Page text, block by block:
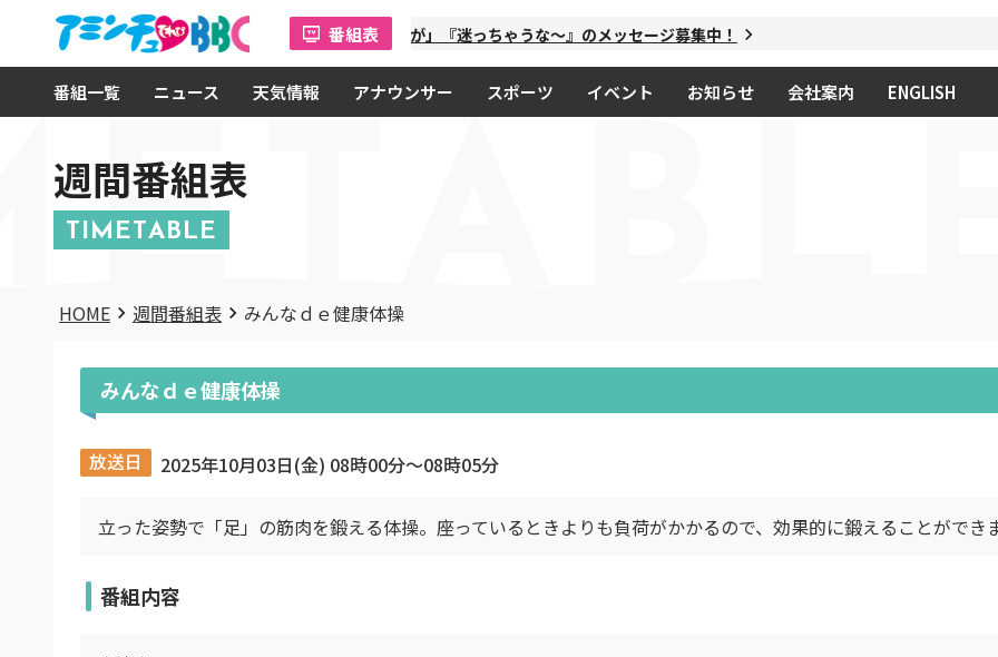
番組表
番組一覧 ニュース 天気情報 アナウンサー スポーツ イベント お知らせ 会社案内 ENGLISH
「金曜オモロしが」『迷っちゃうな～』のメッセージ募集中！
週間番組表
TIMETABLE
HOME 週間番組表 みんなｄｅ健康体操
みんなｄｅ健康体操
放送日 2025年10月03日(金) 08時00分〜08時05分
立った姿勢で「足」の筋肉を鍛える体操。座っているときよりも負荷がかかるので、効果的に鍛えることができ
番組内容